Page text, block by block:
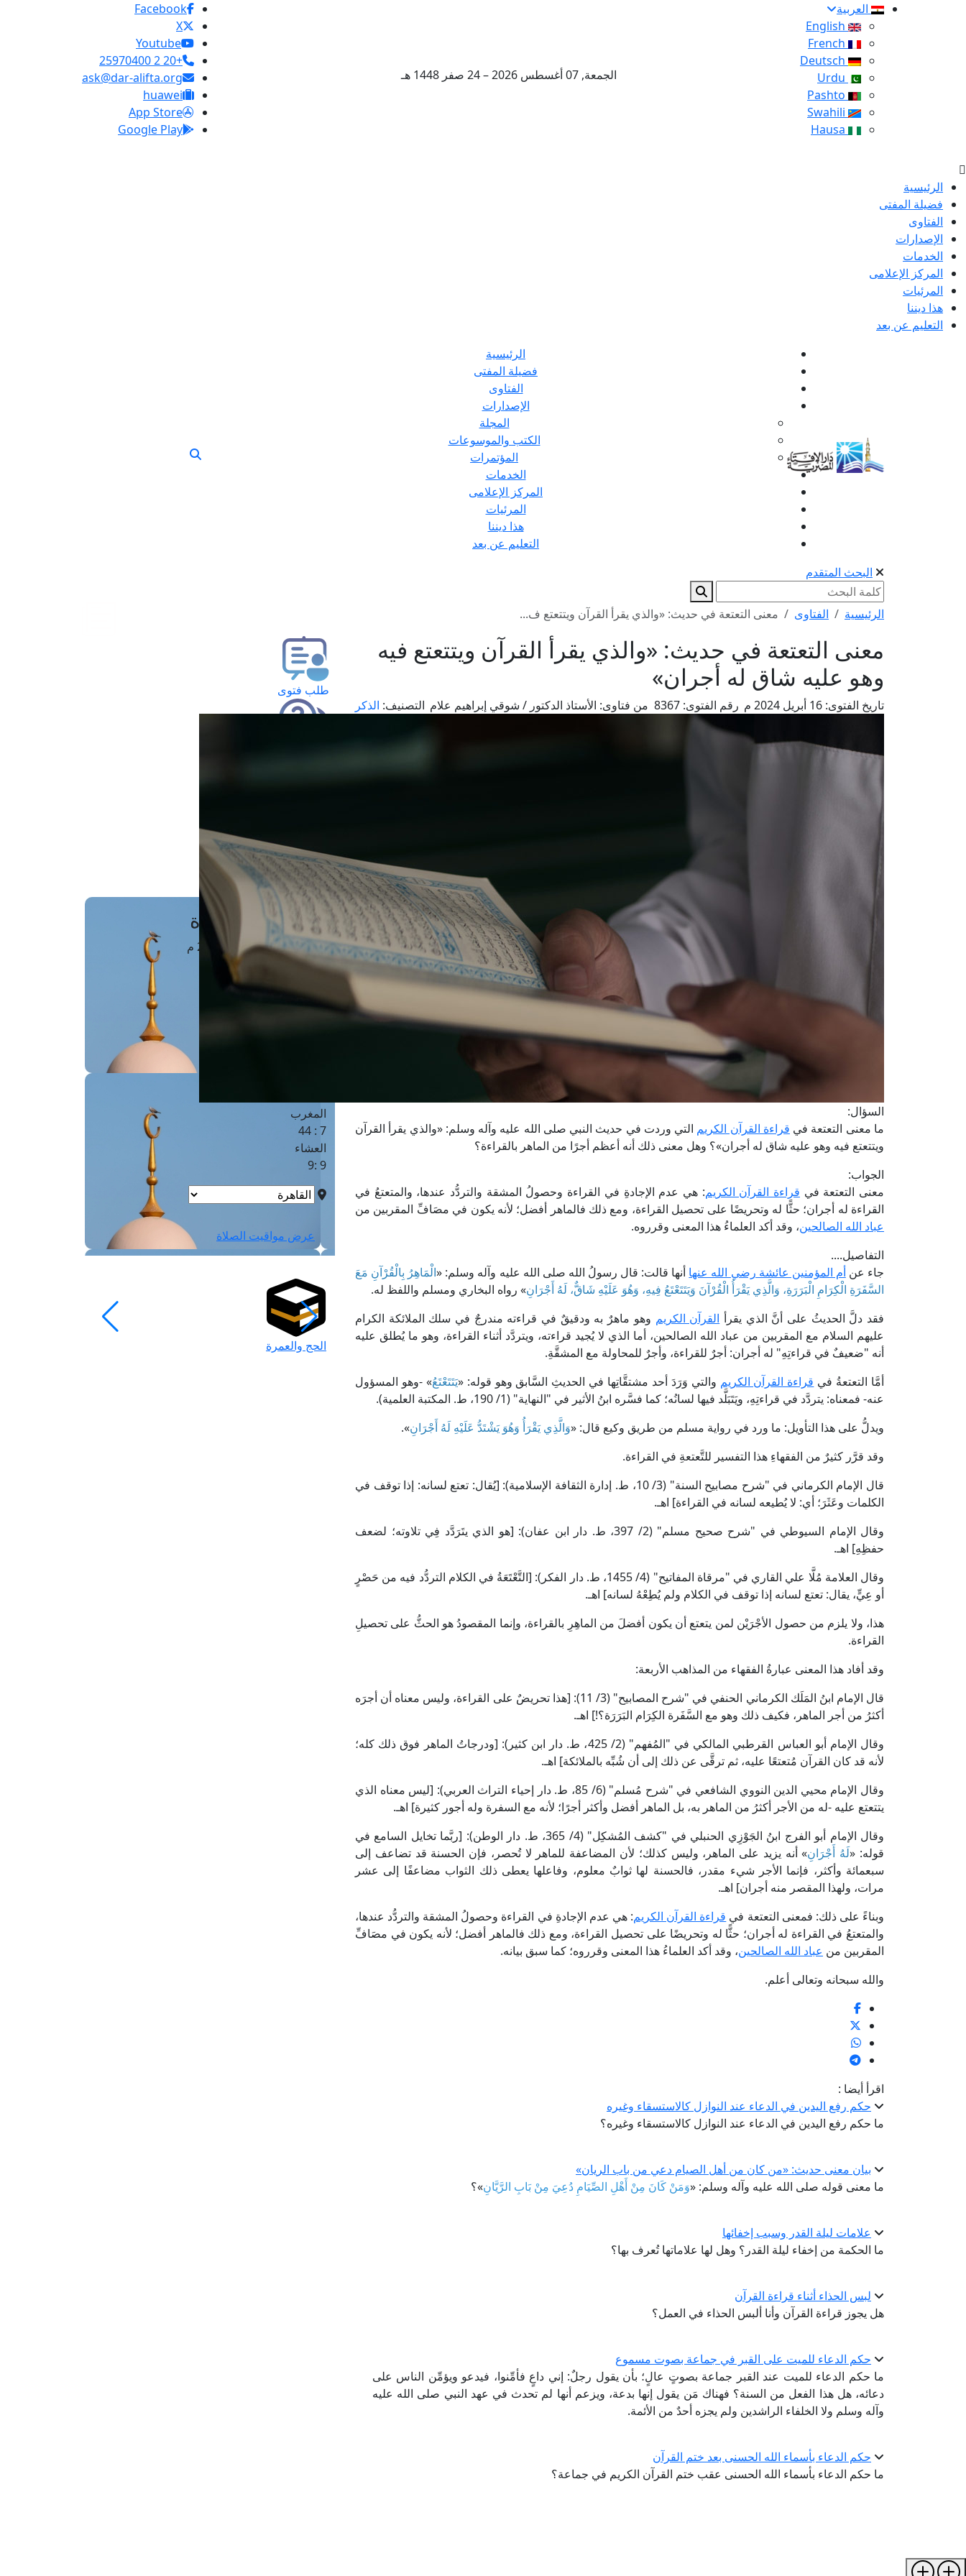
العربية
الجمعة, 07 أغسطس 2026 – 24 صفر 1448 هـ
Facebook
X
Youtube
+20 2 25970400
ask@dar-alifta.org
huawei
App Store
Google Play
الرئيسية
فضيلة المفتى
الفتاوى
الإصدارات
الخدمات
المركز الإعلامى
المرئيات
هذا ديننا
التعليم عن بعد
الرئيسية
فضيلة المفتى
الفتاوى
الإصدارات
المجلة
الكتب والموسوعات
المؤتمرات
الخدمات
المركز الإعلامى
المرئيات
هذا ديننا
التعليم عن بعد
البحث المتقدم
الرئيسية الفتاوى معنى التعتعة في حديث: «والذي يقرأ القرآن ويتتعتع ف...
معنى التعتعة في حديث: «والذي يقرأ القرآن ويتتعتع فيه
وهو عليه شاق له أجران»
تاريخ الفتوى: رقم الفتوى: 8367 من فتاوى: الأستاذ الدكتور / شوقي إبراهيم علام التصنيف: الذكر
السؤال:
ما معنى التعتعة في قراءة القرآن الكريم التي وردت في حديث النبي صلى الله عليه وآله وسلم: «والذي يقرأ القرآن
ويتتعتع فيه وهو عليه شاق له أجران»؟ وهل معنى ذلك أنه أعظم أجرًا من الماهر بالقراءة؟
الجواب:
معنى التعتعة في قراءة القرآن الكريم: هي عدم الإجادةِ في القراءة وحصولُ المشقة والتردُّد عندها، والمتعتعُ في
القراءة له أجران؛ حثًّا له وتحريضًا على تحصيل القراءة، ومع ذلك فالماهر أفضل؛ لأنه يكون في مصَافِّ المقربين من
عباد الله الصالحين، وقد أكد العلماءُ هذا المعنى وقرروه.
التفاصيل....
جاء عنأم المؤمنين عائشة رضي الله عنها أنها قالت: قال رسولُ الله صلى الله عليه وآله وسلم: «الْمَاهِرُ بِالْقُرْآنِ مَعَ
السَّفَرَةِ الْكِرَامِ الْبَرَرَةِ، وَالَّذِي يَقْرَأُ الْقُرْآنَ وَيَتَتَعْتَعُ فِيهِ، وَهُوَ عَلَيْهِ شَاقٌّ، لَهُ أَجْرَانِ» رواه البخاري ومسلم واللفظ له.
فقد دلَّ الحديثُ على أنَّ الذي يقرأ القرآن الكريم وهو ماهرٌ به ودقيقٌ في قراءته مندرجٌ في سلك الملائكة الكرام
عليهم السلام مع المقربين من عباد الله الصالحين، أما الذي لا يُجيد قراءته، ويتردَّد أثناء القراءة، وهو ما يُطلق عليه
أنه "ضعيفٌ في قراءتِهِ" له أجران: أجرٌ للقراءة، وأجرٌ للمحاولة مع المشقَّةِ.
أمَّا التعتعةُ في قراءة القرآن الكريم والتي وَرَدَ أحد مشتقَّاتِها في الحديثِ السَّابق وهو قوله: «يَتَتَعْتَعُ» -وهو المسؤول
عنه- فمعناه: يتردَّد في قراءتِهِ، ويَتَبَلَّد فيها لسانُه؛ كما فسَّره ابنُ الأثير في "النهاية" (1/ 190، ط. المكتبة العلمية).
ويدلُّ على هذا التأويل: ما ورد في رواية مسلم من طريق وكيع قال: «وَالَّذِي يَقْرَأُ وَهُوَ يَشْتَدُّ عَلَيْهِ لَهُ أَجْرَانِ».
وقد قرَّر كثيرٌ من الفقهاءِ هذا التفسير للتَّعتعةِ في القراءة.
قال الإمام الكرماني في "شرح مصابيح السنة" (3/ 10، ط. إدارة الثقافة الإسلامية): [يُقال: تعتع لسانه: إذا توقف في
الكلمات وعَثَرَ؛ أي: لا يُطيعه لسانه في القراءة] اهـ.
وقال الإمام السيوطي في "شرح صحيح مسلم" (2/ 397، ط. دار ابن عفان): [هو الذي يتَرَدَّد فِي تلاوته؛ لضعف
حفظِهِ] اهـ.
وقال العلامة مُلَّا علي القاري في "مرقاة المفاتيح" (4/ 1455، ط. دار الفكر): [التَّعْتَعَةُ في الكلام التردُّد فيه من حَصْرٍ
أو عِيٍّ، يقال: تعتع لسانه إذا توقف في الكلام ولم يُطِعْهُ لسانه] اهـ.
هذا، ولا يلزم من حصول الأجْرَيْن لمن يتعتع أن يكون أفضلَ من الماهِرِ بالقراءة، وإنما المقصودُ هو الحثُّ على تحصيلِ
القراءة.
وقد أفاد هذا المعنى عبارةُ الفقهاء من المذاهب الأربعة:
قال الإمام ابنُ المَلَك الكرماني الحنفي في "شرح المصابيح" (3/ 11): [هذا تحريضٌ على القراءة، وليس معناه أن أجرَه
أكثرُ من أجر الماهر، فكيف ذلك وهو مع السَّفَرة الكِرَام البَرَرَة؟!] اهـ.
وقال الإمام أبو العباس القرطبي المالكي في "المُفهم" (2/ 425، ط. دار ابن كثير): [ودرجاتُ الماهر فوق ذلك كله؛
لأنه قد كان القرآن مُتعتعًا عليه، ثم ترقَّى عن ذلك إلى أن شُبِّه بالملائكة] اهـ.
وقال الإمام محيي الدين النووي الشافعي في "شرح مُسلم" (6/ 85، ط. دار إحياء التراث العربي): [ليس معناه الذي
يتتعتع عليه -له من الأجر أكثرُ من الماهر به، بل الماهر أفضل وأكثر أجرًا؛ لأنه مع السفرة وله أجور كثيرة] اهـ.
وقال الإمام أبو الفرج ابنُ الجَوْزِي الحنبلي في "كشف المُشكِل" (4/ 365، ط. دار الوطن): [ربَّما تخايل السامع في
قوله: «لَهُ أَجْرَانِ» أنه يزيد على الماهر، وليس كذلك؛ لأن المضاعفة للماهر لا تُحصر، فإن الحسنة قد تضاعف إلى
سبعمائة وأكثر، فإنما الأجر شيء مقدر، فالحسنة لها ثوابٌ معلوم، وفاعلها يعطى ذلك الثواب مضاعفًا إلى عشر
مرات، ولهذا المقصر منه أجران] اهـ.
وبناءً على ذلك: فمعنى التعتعة في قراءة القرآن الكريم: هي عدم الإجادةِ في القراءة وحصولُ المشقة والتردُّد عندها،
والمتعتعُ في القراءة له أجران؛ حثًّا له وتحريضًا على تحصيل القراءة، ومع ذلك فالماهر أفضل؛ لأنه يكون في مصَافِّ
المقربين من عباد الله الصالحين، وقد أكد العلماءُ هذا المعنى وقرروه؛ كما سبق بيانه.
والله سبحانه وتعالى أعلم.
اقرأ أيضا :
حكم رفع اليدين في الدعاء عند النوازل كالاستسقاء وغيره
ما حكم رفع اليدين في الدعاء عند النوازل كالاستسقاء وغيره؟
بيان معنى حديث: «من كان من أهل الصيام دعي من باب الريان»
ما معنى قوله صلى الله عليه وآله وسلم: «وَمَنْ كَانَ مِنْ أَهْلِ الصِّيَامِ دُعِيَ مِنْ بَابِ الرَّيَّانِ»؟
علامات ليلة القدر وسبب إخفائها
ما الحكمة من إخفاء ليلة القدر؟ وهل لها علاماتها تُعرف بها؟
لبس الحذاء أثناء قراءة القرآن
هل يجوز قراءة القرآن وأنا ألبس الحذاء في العمل؟
حكم الدعاء للميت على القبر في جماعة بصوت مسموع
ما حكم الدعاء للميت عند القبر جماعة بصوتٍ عالٍ؛ بأن يقول رجلٌ: إني داعٍ فأمِّنوا، فيدعو ويؤمِّن الناس على
دعائه، هل هذا الفعل من السنة؟ فهناك مَن يقول إنها بدعة، ويزعم أنها لم تحدث في عهد النبي صلى الله عليه
وآله وسلم ولا الخلفاء الراشدين ولم يجزه أحدٌ من الأئمة.
حكم الدعاء بأسماء الله الحسنى بعد ختم القرآن
ما حكم الدعاء بأسماء الله الحسنى عقب ختم القرآن الكريم في جماعة؟
طلب فتوى
الفتوى الهاتفية
مَواقِيتُ الصَّـــلاة
القاهرة · 07 أغسطس 2026 م
الشروق
المغرب
7 : 44
العشاء
9 :9
عرض مواقيت الصلاة
الحج والعمرة